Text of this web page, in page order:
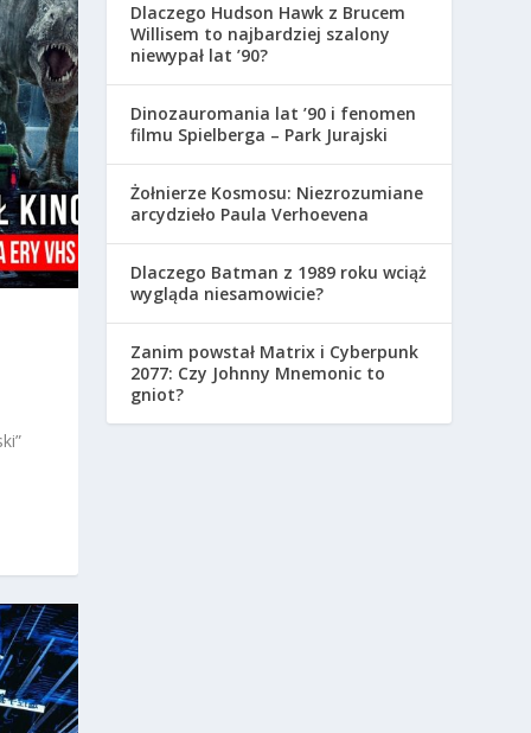
Dlaczego Hudson Hawk z Brucem
Willisem to najbardziej szalony
niewypał lat ’90?
Dinozauromania lat ’90 i fenomen
filmu Spielberga – Park Jurajski
Żołnierze Kosmosu: Niezrozumiane
arcydzieło Paula Verhoevena
Dlaczego Batman z 1989 roku wciąż
wygląda niesamowicie?
Zanim powstał Matrix i Cyberpunk
2077: Czy Johnny Mnemonic to
gniot?